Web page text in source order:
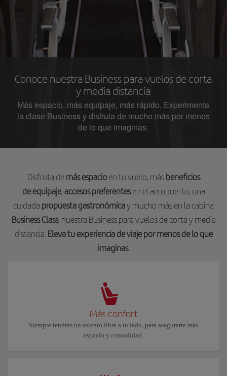
Conoce nuestra Business para vuelos de corta
y media distancia
Más espacio, más equipaje, más rápido. Experimenta
la clase Business y disfruta de mucho más por menos
de lo que imaginas.
Disfruta de más espacioen tu vuelo, másbeneficios
de equipaje, accesos preferentesen el aeropuerto, una
cuidada propuesta gastronómicay mucho más en la cabina
Business Class, nuestra Business para vuelos de corta y media
distancia. Eleva tu experiencia de viaje por menos de lo que
imaginas.
Más confort
Siempre tendrás un asiento libre a tu lado, para asegurarte más
espacio y comodidad.